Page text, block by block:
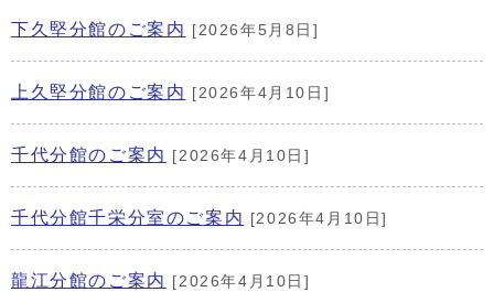
下久堅分館のご案内 [2026年5月8日]
上久堅分館のご案内 [2026年4月10日]
千代分館のご案内 [2026年4月10日]
千代分館千栄分室のご案内 [2026年4月10日]
龍江分館のご案内 [2026年4月10日]